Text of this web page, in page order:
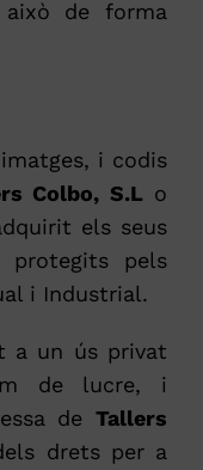
de forma
i codis
Colbo, S.Lo
els seus
protegits pels
i Industrial.
a un ús privat
de lucre, i
deTallers
drets per a